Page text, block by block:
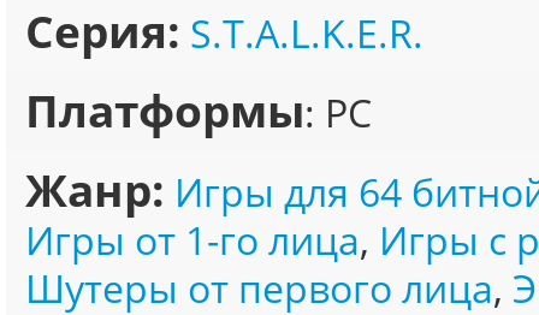
Серия: S.T.A.L.K.E.R.
Платформы: PC
Жанр: Игры для 64
Игры от 1-го лица, Игры с
Шутеры от первого лица,